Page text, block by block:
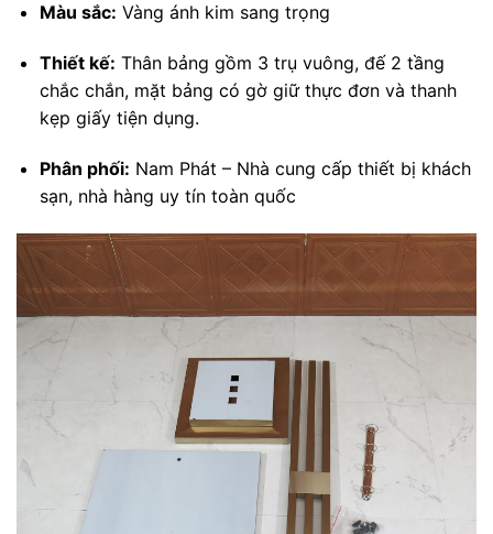
Màu sắc: Vàng ánh kim sang trọng
Thiết kế: Thân bảng gồm 3 trụ vuông, đế 2 tầng
chắc chắn, mặt bảng có gờ giữ thực đơn và thanh
kẹp giấy tiện dụng.
Phân phối: Nam Phát – Nhà cung cấp thiết bị khách
sạn, nhà hàng uy tín toàn quốc